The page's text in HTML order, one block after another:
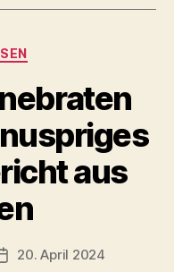
aus
Veröffentlichungsdatum
20. April 2024